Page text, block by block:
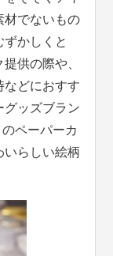
でないもの
かしくと
供の際や、
などにおすす
グッズブラン
のペーパーカ
いらしい絵柄